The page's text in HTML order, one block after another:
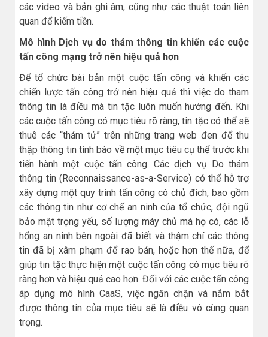
các video và bản ghi âm, cũng như các thuật toán liên
quan để kiếm tiền.
Mô hình Dịch vụ do thám thông tin khiến các cuộc
tấn công mạng trở nên hiệu quả hơn
Để tổ chức bài bản một cuộc tấn công và khiến các
chiến lược tấn công trở nên hiệu quả thì việc do tham
thông tin là điều mà tin tặc luôn muốn hướng đến. Khi
các cuộc tấn công có mục tiêu rõ ràng, tin tặc có thể sẽ
thuê các “thám tử” trên những trang web đen để thu
thập thông tin tình báo về một mục tiêu cụ thể trước khi
tiến hành một cuộc tấn công. Các dịch vụ Do thám
thông tin (Reconnaissance-as-a-Service) có thể hỗ trợ
xây dựng một quy trình tấn công có chủ đích, bao gồm
các thông tin như cơ chế an ninh của tổ chức, đội ngũ
bảo mật trọng yếu, số lượng máy chủ mà họ có, các lỗ
hổng an ninh bên ngoài đã biết và thậm chí các thông
tin đã bị xâm phạm để rao bán, hoặc hơn thế nữa, để
giúp tin tặc thực hiện một cuộc tấn công có mục tiêu rõ
ràng hơn và hiệu quả cao hơn. Đối với các cuộc tấn công
áp dụng mô hình CaaS, việc ngăn chặn và nắm bắt
được thông tin của mục tiêu sẽ là điều vô cùng quan
trọng.